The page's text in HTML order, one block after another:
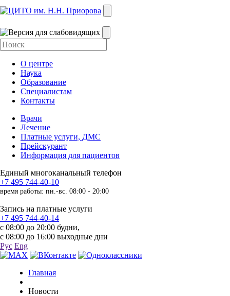
О центре
Наука
Образование
Специалистам
Контакты
Врачи
Лечение
Платные услуги, ДМС
Прейскурант
Информация для пациентов
Единый многоканальный телефон
+7 495 744-40-10
время работы: пн.-вс. 08:00 - 20:00
Запись на платные услуги
+7 495 744-40-14
с 08:00 до 20:00 будни,
с 08:00 до 16:00 выходные дни
Рус Eng
Главная
Новости